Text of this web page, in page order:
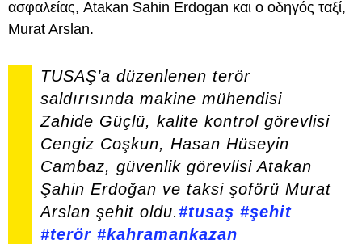
ασφαλείας, Atakan Sahin Erdogan και ο οδηγός ταξί,
Murat Arslan.
TUSAŞ’a düzenlenen terör
saldırısında makine mühendisi
Zahide Güçlü, kalite kontrol görevlisi
Cengiz Coşkun, Hasan Hüseyin
Cambaz, güvenlik görevlisi Atakan
Şahin Erdoğan ve taksi şoförü Murat
Arslan şehit oldu.#tusaş #şehit
#terör #kahramankazan